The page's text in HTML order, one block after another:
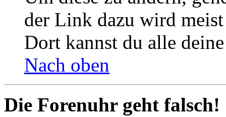
der Link dazu wird
Dort kannst du alle
Nach oben
Die Forenuhr geht falsch!